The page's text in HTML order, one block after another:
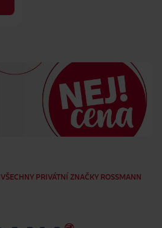
VŠECHNY PRIVÁTNÍ ZNAČKY ROSSMANN